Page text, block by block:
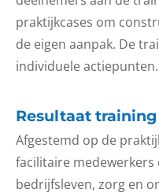
praktijkcases om
de eigen aanpak. De
individuele actiepunten.
Resultaat
Afgestemd op de
facilitaire medewerkers
bedrijfsleven, zorg en